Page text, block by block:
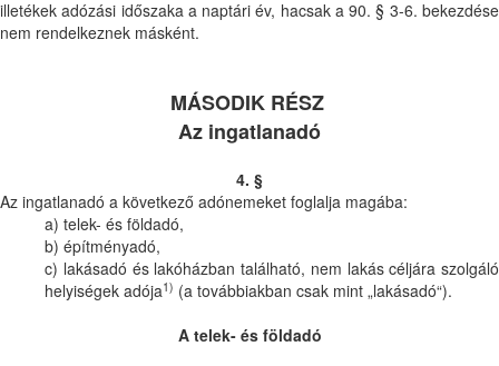
illetékek adózási időszaka a naptári év, hacsak a 90. § 3-6. bekezdése
nem rendelkeznek másként.
MÁSODIK RÉSZ
Az ingatlanadó
4. §
Az ingatlanadó a következő adónemeket foglalja magába:
a) telek- és földadó,
b) építményadó,
c) lakásadó és lakóházban található, nem lakás céljára szolgáló
helyiségek adója1) (a továbbiakban csak mint „lakásadó“).
A telek- és földadó